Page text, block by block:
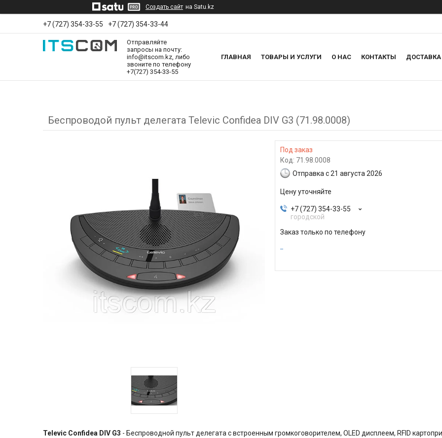
Создать сайт на Satu.kz
+7 (727) 354-33-55 +7 (727) 354-33-44
Отправляйте
запросы на почту:
info@itscom.kz, либо
звоните по телефону
+7(727) 354-33-55
ГЛАВНАЯ ТОВАРЫ И УСЛУГИ О НАС КОНТАКТЫ
Беспроводой пульт делегата Televic Confidea DIV G3 (71.98.0008)
Под заказ
Код: 71.98.0008
Отправка с 21 августа 2026
Цену уточняйте
+7 (727) 354-33-55
городской
Заказ только по телефону
Televic Confidea DIV G3 - Беспроводной пульт делегата с встроенным громкоговорителем, OLED дисплеем, RFID